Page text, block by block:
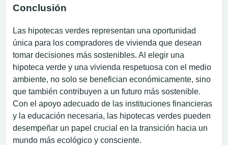
Conclusión
Las hipotecas verdes representan una oportunidad
única para los compradores de vivienda que desean
tomar decisiones más sostenibles. Al elegir una
hipoteca verde y una vivienda respetuosa con el medio
ambiente, no solo se benefician económicamente, sino
que también contribuyen a un futuro más sostenible.
Con el apoyo adecuado de las instituciones financieras
y la educación necesaria, las hipotecas verdes pueden
desempeñar un papel crucial en la transición hacia un
mundo más ecológico y consciente.